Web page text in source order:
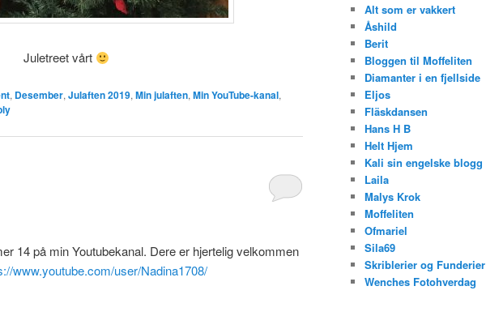
Juletreet vårt
, Desember, Julaften 2019, Min julaften, Min YouTube-kanal,
14 på min Youtubekanal. Dere er hjertelig velkommen
www.youtube.com/user/Nadina1708/
Alt som er vakkert
Åshild
Berit
Bloggen til Moffeliten
Diamanter i en fjellside
Eljos
Fläskdansen
Hans H B
Helt Hjem
Kali sin engelske blogg
Laila
Malys Krok
Moffeliten
Ofmariel
Sila69
Skriblerier og Funderier
Wenches Fotohverdag